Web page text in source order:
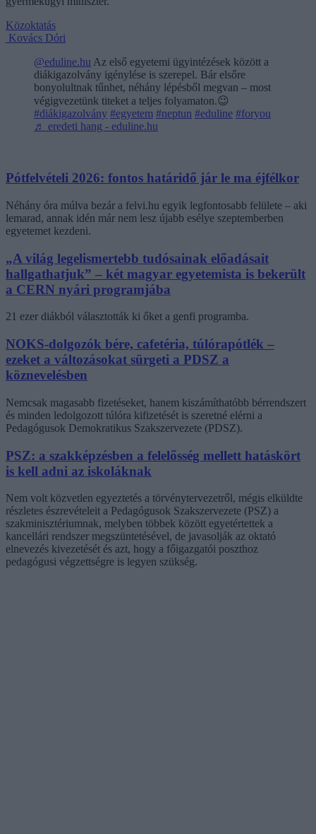
Közoktatás
Kovács Dóri
@eduline.hu Az első egyetemi ügyintézések között a
diákigazolvány igénylése is szerepel. Bár elsőre
bonyolultnak tűnhet, néhány lépésből megvan – most
végigvezetünk titeket a teljes folyamaton.😉
#diákigazolvány #egyetem #neptun #eduline #foryou
♬ eredeti hang - eduline.hu
Pótfelvételi 2026: fontos határidő jár le ma éjfélkor
Néhány óra múlva bezár a felvi.hu egyik legfontosabb felülete – aki
lemarad, annak idén már nem lesz újabb esélye szeptemberben
egyetemet kezdeni.
„A világ legelismertebb tudósainak előadásait
hallgathatjuk” – két magyar egyetemista is bekerült
a CERN nyári programjába
21 ezer diákból választották ki őket a genfi programba.
NOKS-dolgozók bére, cafetéria, túlórapótlék –
ezeket a változásokat sürgeti a PDSZ a
köznevelésben
Nemcsak magasabb fizetéseket, hanem kiszámíthatóbb bérrendszert
és minden ledolgozott túlóra kifizetését is szeretné elérni a
Pedagógusok Demokratikus Szakszervezete (PDSZ).
PSZ: a szakképzésben a felelősség mellett hatáskört
is kell adni az iskoláknak
Nem volt közvetlen egyeztetés a törvénytervezetről, mégis elküldte
részletes észrevételeit a Pedagógusok Szakszervezete (PSZ) a
szakminisztériumnak, melyben többek között egyetértettek a
kancellári rendszer megszüntetésével, de javasolják az oktató
elnevezés kivezetését és azt, hogy a főigazgatói poszthoz
pedagógusi végzettségre is legyen szükség.